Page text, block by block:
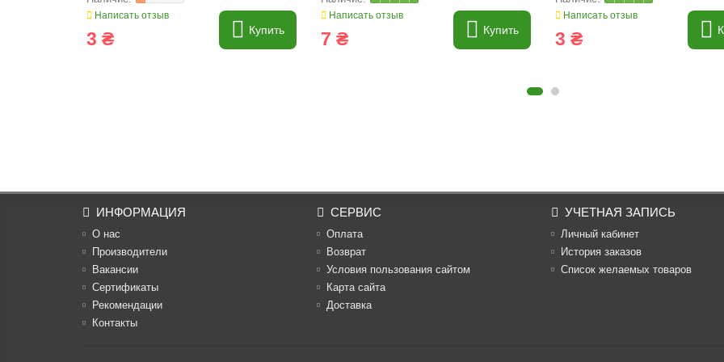
Написать отзыв
3 ₴ Купить
Написать отзыв
7 ₴ Купить
Написать отзыв
3 ₴
ИНФОРМАЦИЯ
О нас
Производители
Вакансии
Cертификаты
Рекомендации
Контакты
СЕРВИС
Оплата
Возврат
Условия пользования сайтом
Карта сайта
Доставка
УЧЕТНАЯ ЗАПИСЬ
Личный кабинет
История заказов
Список желаемых товаров